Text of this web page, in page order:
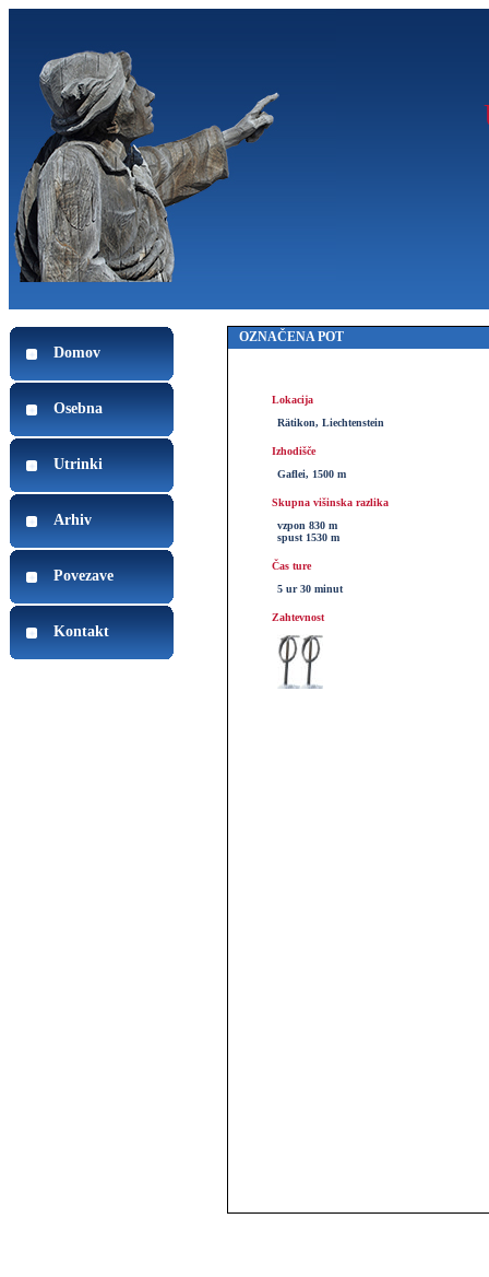
Domov
Osebna
Utrinki
Arhiv
Povezave
Kontakt
OZNAČENA POT
Lokacija
Rätikon, Liechtenstein
Izhodišče
Gaflei, 1500 m
Skupna višinska razlika
vzpon 830 m
spust 1530 m
Čas ture
5 ur 30 minut
Zahtevnost